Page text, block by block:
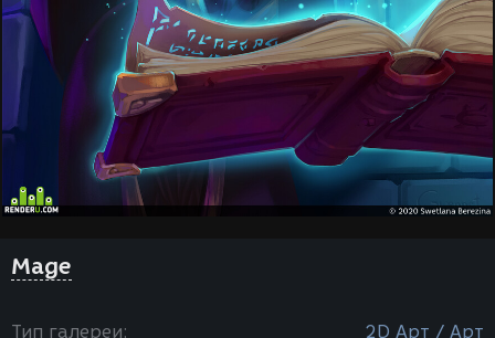
Mage
Тип галереи: 2D Арт / Арт